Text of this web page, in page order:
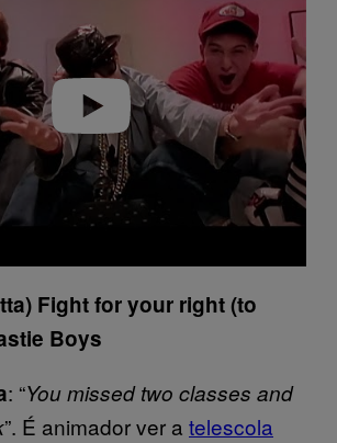
Fight for your right (to
Boys
: “You missed two classes and
”. É animador ver a telescola